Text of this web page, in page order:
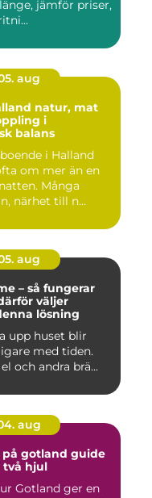
jämför priser,
aug
mat
i
balans
i Halland
om mer än en
Många
närhet till n...
aug
– så fungerar
väljer
lösning
upp huset blir
med tiden.
och andra brä...
aug
gotland guide
två hjul
Gotland ger en